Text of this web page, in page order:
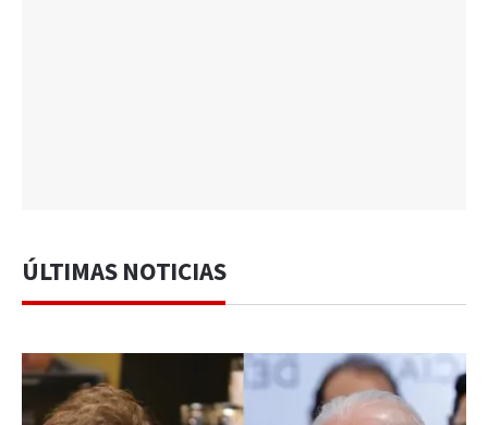
ÚLTIMAS NOTICIAS